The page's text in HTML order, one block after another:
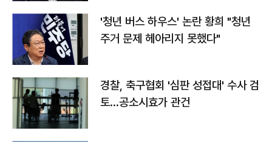
'청년 버스 하우스' 논란 황희 "청년
주거 문제 헤아리지 못했다"
경찰, 축구협회 '심판 성접대' 수사 검
토…공소시효가 관건